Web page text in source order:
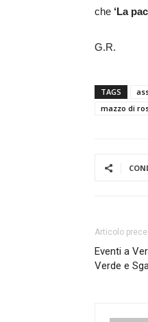
che ‘La
G.R.
TAGS
mazzo di
Articolo
Eventi a
Verde e